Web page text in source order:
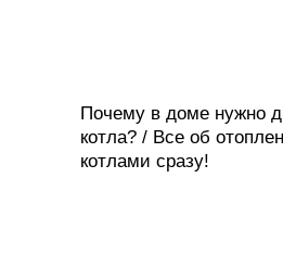
Почему в доме нужно
котла? / Все об
котлами сразу!